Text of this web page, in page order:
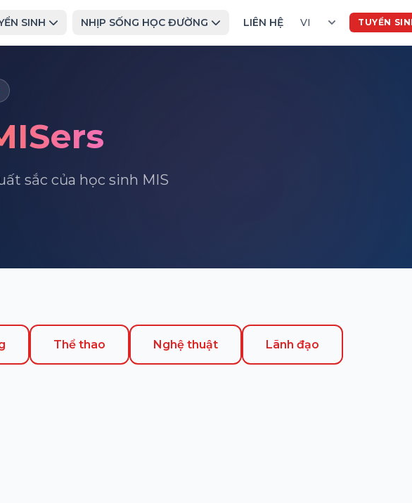
SINH NHỊP SỐNG HỌC ĐƯỜNG LIÊN HỆ TUYỂN
sắc của học sinh MIS
Thể thao Nghệ thuật Lãnh đạo